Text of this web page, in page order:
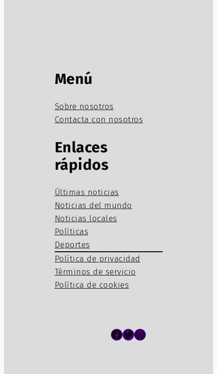
Menú
Sobre nosotros
Contacta con nosotros
Enlaces
rápidos
Últimas noticias
Noticias del mundo
Noticias locales
Políticas
Deportes
Política de privacidad
Términos de servicio
Política de cookies
Facebook Twitter WordPress